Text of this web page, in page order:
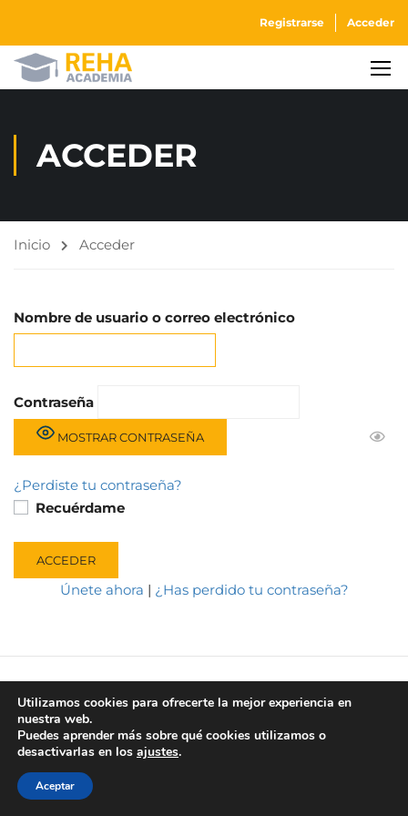
Registrarse Acceder
ACCEDER
Inicio Acceder
Nombre de usuario o correo electrónico
Contraseña
MOSTRAR CONTRASEÑA
¿Perdiste tu contraseña?
Recuérdame
Únete ahora | ¿Has perdido tu contraseña?
Rehacademia funciona gracias aWordPress
Utilizamos cookies para ofrecerte la mejor experiencia en
nuestra web.
Puedes aprender más sobre qué cookies utilizamos o
desactivarlas en los ajustes.
Aceptar